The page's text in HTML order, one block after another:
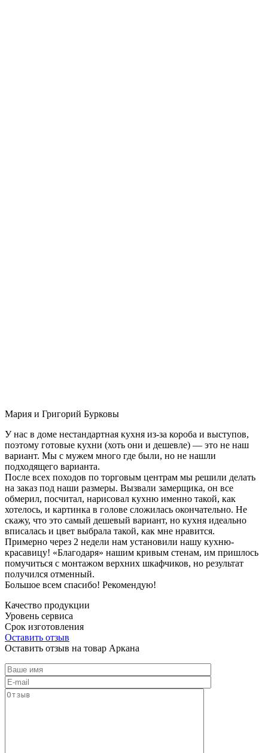
Мария и Григорий Бурковы
У нас в доме нестандартная кухня из-за короба и выступов,
поэтому готовые кухни (хоть они и дешевле) — это не наш
вариант. Мы с мужем много где были, но не нашли
подходящего варианта.
После всех походов по торговым центрам мы решили делать
на заказ под наши размеры. Вызвали замерщика, он все
обмерил, посчитал, нарисовал кухню именно такой, как
хотелось, и картинка в голове сложилась окончательно. Не
скажу, что это самый дешевый вариант, но кухня идеально
вписалась и цвет выбрала такой, как мне нравится.
Примерно через 2 недели нам установили нашу кухню-
красавицу! «Благодаря» нашим кривым стенам, им пришлось
помучиться с монтажом верхних шкафчиков, но результат
получился отменный.
Большое всем спасибо! Рекомендую!
Качество продукции
Уровень сервиса
Срок изготовления
Оставить отзыв
Оставить отзыв на товар Аркана